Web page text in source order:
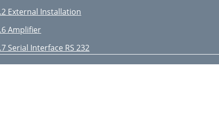
External Installation
Amplifier
Serial Interface RS 232
Installation